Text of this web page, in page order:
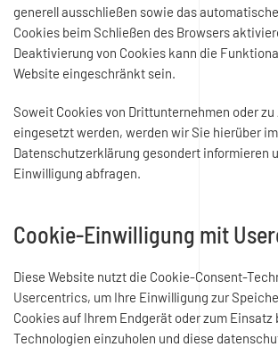
generell ausschließen sowie das
Cookies beim Schließen des Browsers
Deaktivierung von Cookies kann die
Website eingeschränkt sein.
Soweit Cookies von Drittunternehmen oder
eingesetzt werden, werden wir Sie hierüber
Datenschutzerklärung gesondert informieren
Einwilligung abfragen.
Cookie-Einwilligung mit
Diese Website nutzt die Cookie-Consent-
Usercentrics, um Ihre Einwilligung zur
Cookies auf Ihrem Endgerät oder zum
Technologien einzuholen und diese